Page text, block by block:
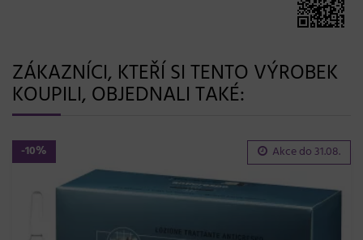
ZÁKAZNÍCI, KTEŘÍ SI TENTO VÝROBEK
KOUPILI, OBJEDNALI TAKÉ:
-10% Akce do 31.08.